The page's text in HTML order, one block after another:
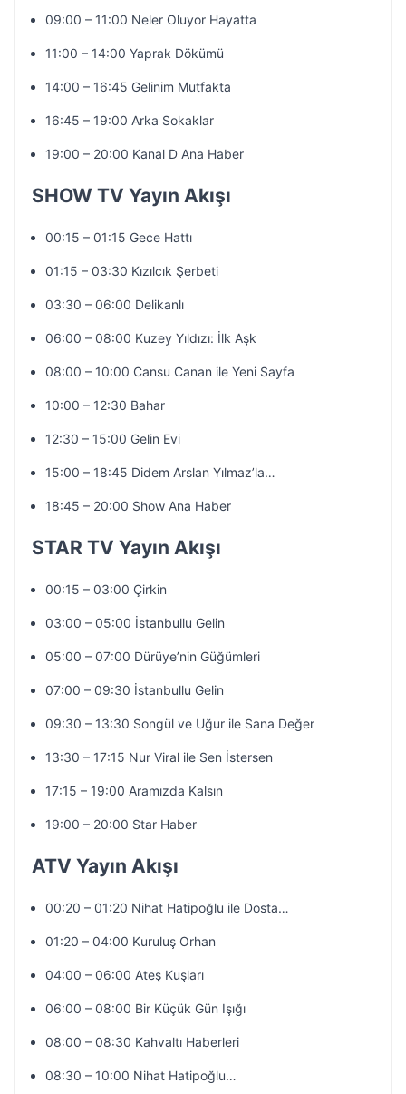
09:00 – 11:00 Neler Oluyor Hayatta
11:00 – 14:00 Yaprak Dökümü
14:00 – 16:45 Gelinim Mutfakta
16:45 – 19:00 Arka Sokaklar
19:00 – 20:00 Kanal D Ana Haber
SHOW TV Yayın Akışı
00:15 – 01:15 Gece Hattı
01:15 – 03:30 Kızılcık Şerbeti
03:30 – 06:00 Delikanlı
06:00 – 08:00 Kuzey Yıldızı: İlk Aşk
08:00 – 10:00 Cansu Canan ile Yeni Sayfa
10:00 – 12:30 Bahar
12:30 – 15:00 Gelin Evi
15:00 – 18:45 Didem Arslan Yılmaz’la…
18:45 – 20:00 Show Ana Haber
STAR TV Yayın Akışı
00:15 – 03:00 Çirkin
03:00 – 05:00 İstanbullu Gelin
05:00 – 07:00 Dürüye’nin Güğümleri
07:00 – 09:30 İstanbullu Gelin
09:30 – 13:30 Songül ve Uğur ile Sana Değer
13:30 – 17:15 Nur Viral ile Sen İstersen
17:15 – 19:00 Aramızda Kalsın
19:00 – 20:00 Star Haber
ATV Yayın Akışı
00:20 – 01:20 Nihat Hatipoğlu ile Dosta…
01:20 – 04:00 Kuruluş Orhan
04:00 – 06:00 Ateş Kuşları
06:00 – 08:00 Bir Küçük Gün Işığı
08:00 – 08:30 Kahvaltı Haberleri
08:30 – 10:00 Nihat Hatipoğlu…